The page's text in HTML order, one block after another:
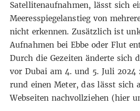
Satellitenaufnahmen, lässt sich
Meeresspiegelanstieg von
nicht erkennen. Zusätzlich ist
Aufnahmen bei Ebbe oder Flut
Durch die Gezeiten änderte sich
vor Dubai am 4. und 5. Juli 2024
rund einen Meter, das lässt sich
Webseiten nachvollziehen (hier